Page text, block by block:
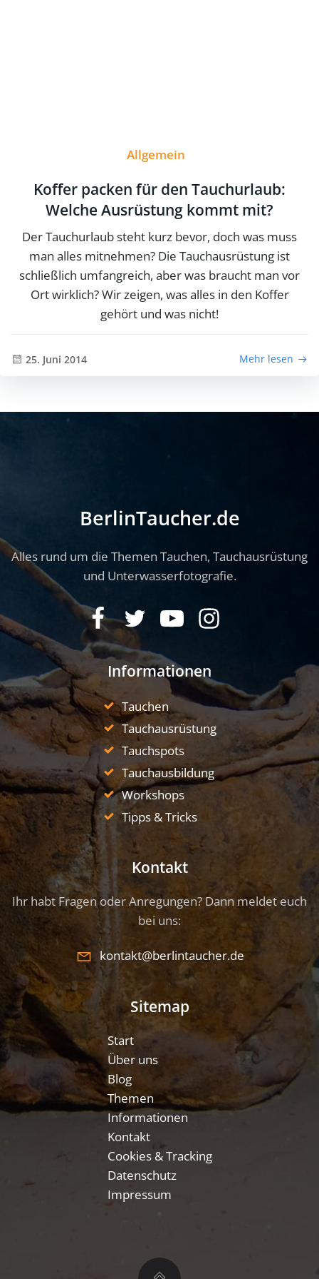
Allgemein
Koffer packen für den Tauchurlaub:
Welche Ausrüstung kommt mit?
Der Tauchurlaub steht kurz bevor, doch was muss
man alles mitnehmen? Die Tauchausrüstung ist
schließlich umfangreich, aber was braucht man vor
Ort wirklich? Wir zeigen, was alles in den Koffer
gehört und was nicht!
25. Juni 2014 Mehr lesen
BerlinTaucher.de
Alles rund um die Themen Tauchen, Tauchausrüstung
und Unterwasserfotografie.
Informationen
Tauchen
Tauchausrüstung
Tauchspots
Tauchausbildung
Workshops
Tipps & Tricks
Kontakt
Ihr habt Fragen oder Anregungen? Dann meldet euch
bei uns:
kontakt@berlintaucher.de
Sitemap
Start
Über uns
Blog
Themen
Informationen
Kontakt
Cookies & Tracking
Datenschutz
Impressum